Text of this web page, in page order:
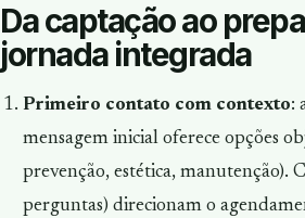
Da captação ao
jornada integrada
Primeiro contato com contexto:
mensagem inicial oferece opções
prevenção, estética, manutenção).
perguntas) direcionam o